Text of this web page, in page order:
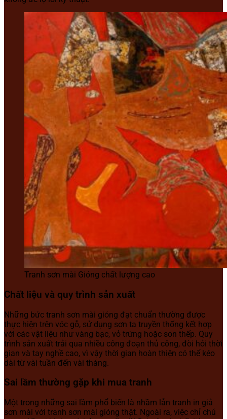
Tranh sơn mài Gióng chất lượng cao
Chất liệu và quy trình sản xuất
Những bức tranh sơn mài gióng đạt chuẩn thường được
thực hiện trên vóc gỗ, sử dụng sơn ta truyền thống kết hợp
với các vật liệu như vàng bạc, vỏ trứng hoặc son thếp. Quy
trình sản xuất trải qua nhiều công đoạn thủ công, đòi hỏi thời
gian và tay nghề cao, vì vậy thời gian hoàn thiện có thể kéo
dài từ vài tuần đến vài tháng.
Sai lầm thường gặp khi mua tranh
Một trong những sai lầm phổ biến là nhầm lẫn tranh in giả
sơn mài với tranh sơn mài gióng thật. Ngoài ra, việc chỉ chú